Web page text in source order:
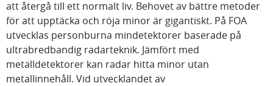
att återgå till ett normalt liv. Behovet av bättre metoder
för att upptäcka och röja minor är gigantiskt. På FOA
utvecklas personburna mindetektorer baserade på
ultrabredbandig radarteknik. Jämfört med
metalldetektorer kan radar hitta minor utan
metallinnehåll. Vid utvecklandet av